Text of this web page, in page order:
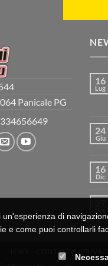
Panicale PG
16
Lug
24
Giu
16
Dic
CONTATTI
di
e come puoi controllarli